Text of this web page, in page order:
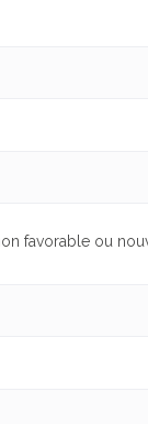
favorable ou